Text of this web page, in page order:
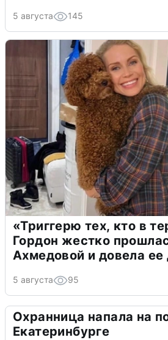
5 августа 145
«Триггерю тех, кто в
Гордон жестко
Ахмедовой и довела ее
5 августа 95
Охранница напала на
Екатеринбурге